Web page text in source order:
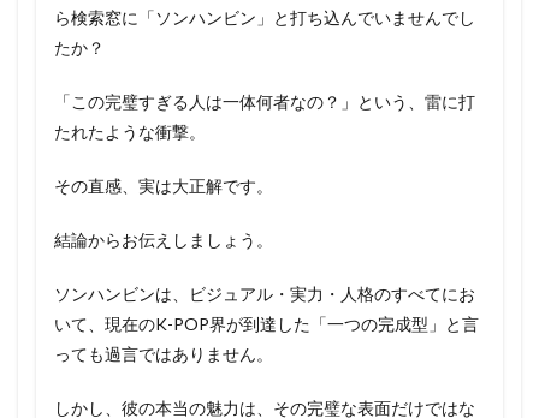
ら検索窓に「ソンハンビン」と打ち込んでいませんでし
たか？
「この完璧すぎる人は一体何者なの？」という、雷に打
たれたような衝撃。
その直感、実は大正解です。
結論からお伝えしましょう。
ソンハンビンは、ビジュアル・実力・人格のすべてにお
いて、現在のK-POP界が到達した「一つの完成型」と言
っても過言ではありません。
しかし、彼の本当の魅力は、その完璧な表面だけではな